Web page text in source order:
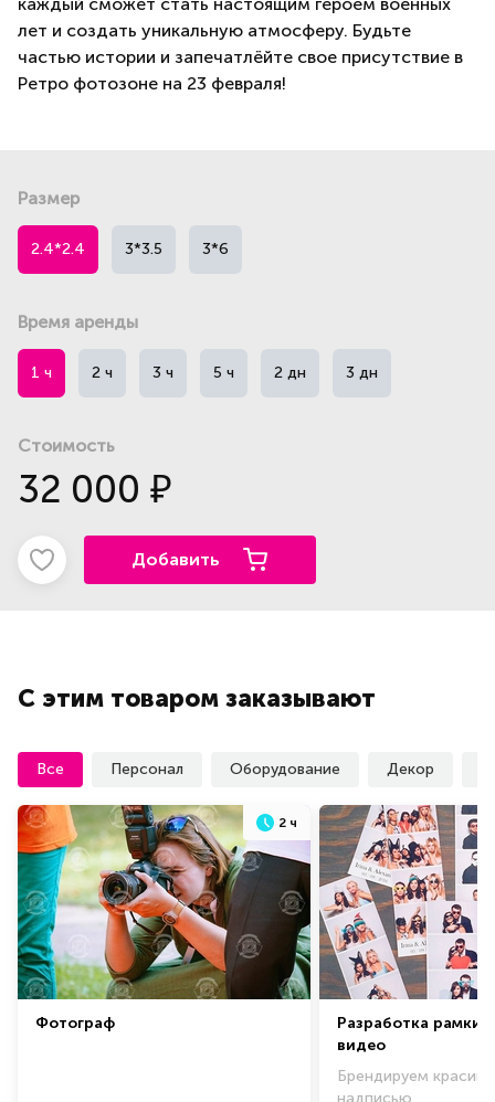
каждый сможет стать настоящим героем военных
лет и создать уникальную атмосферу. Будьте
частью истории и запечатлёйте свое присутствие в
Ретро фотозоне на 23 февраля!
Размер
2.4*2.4 3*3.5 3*6
Время аренды
1 ч 2 ч 3 ч 5 ч 2 дн 3 дн
Стоимость
32 000 ₽
Добавить
С этим товаром заказывают
Все Персонал Оборудование Декор
2 ч
Фотограф
Разработка рамки
видео
Брендируем